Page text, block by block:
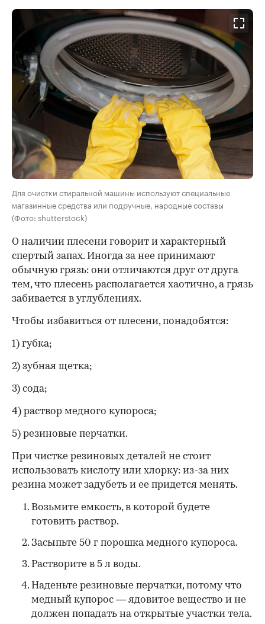
Для очистки стиральной машины используют специальные
магазинные средства или подручные, народные составы
(Фото: shutterstock)
О наличии плесени говорит и характерный
спертый запах. Иногда за нее принимают
обычную грязь: они отличаются друг от друга
тем, что плесень располагается хаотично, а грязь
забивается в углублениях.
Чтобы избавиться от плесени, понадобятся:
1) губка;
2) зубная щетка;
3) сода;
4) раствор медного купороса;
5) резиновые перчатки.
При чистке резиновых деталей не стоит
использовать кислоту или хлорку: из-за них
резина может задубеть и ее придется менять.
Возьмите емкость, в которой будете
готовить раствор.
Засыпьте 50 г порошка медного купороса.
Растворите в 5 л воды.
Наденьте резиновые перчатки, потому что
медный купорос — ядовитое вещество и не
должен попадать на открытые участки тела.